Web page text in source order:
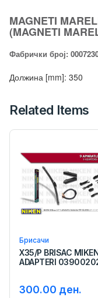
MAGNETI
(MAGNETI
Фабрички број:
Должина [mm]: 350
Related Items
Брисачи
X35/P BRISAC
ADAPTERI
300.00 ден.